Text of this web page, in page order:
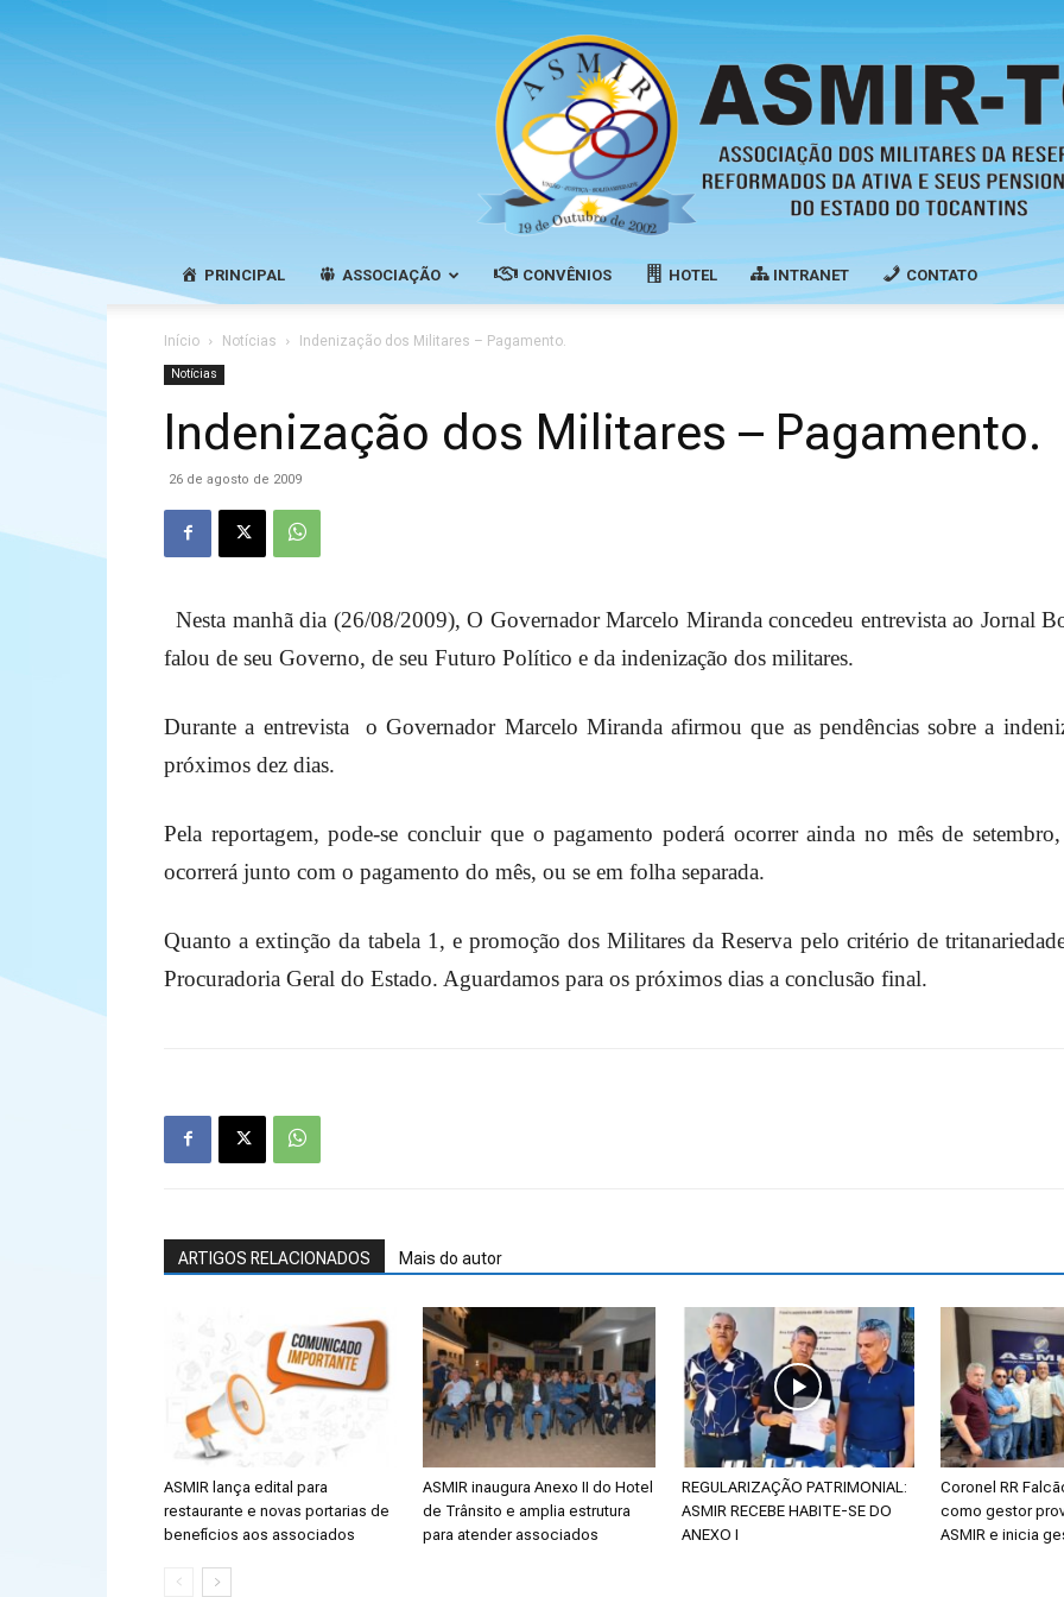
Militares
Reserva,
Pensionistas
PRINCIPAL ASSOCIAÇÃO CONVÊNIOS HOTEL INTRANET CONTATO
Início Notícias Indenização dos Militares – Pagamento.
Notícias
Indenização dos Militares – Pagamento.
26 de agosto de 2009
Nesta manhã dia (26/08/2009), O Governador Marcelo Miranda concedeu entrevista ao Jornal
falou de seu Governo, de seu Futuro Político e da indenização dos militares.
Durante a entrevista o Governador Marcelo Miranda afirmou que as pendências sobre a
próximos dez dias.
Pela reportagem, pode-se concluir que o pagamento poderá ocorrer ainda no mês de
ocorrerá junto com o pagamento do mês, ou se em folha separada.
Quanto a extinção da tabela 1, e promoção dos Militares da Reserva pelo critério de
Procuradoria Geral do Estado. Aguardamos para os próximos dias a conclusão final.
ARTIGOS RELACIONADOS Mais do autor
ASMIR lança edital para
restaurante e novas portarias de
benefícios aos associados
ASMIR inaugura Anexo II do Hotel
de Trânsito e amplia estrutura
para atender associados
REGULARIZAÇÃO PATRIMONIAL:
ASMIR RECEBE HABITE-SE DO
ANEXO I
Coronel RR
como gestor
ASMIR e inicia